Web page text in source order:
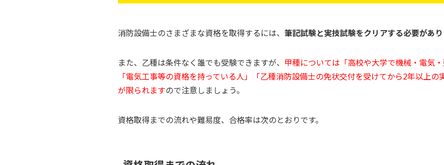
消防設備士のさまざまな資格を取得するには、 筆記試験と実技試験をクリアする必要があ
また、乙種は条件なく誰でも受験できますが、 甲種については「高校や大学で機械・電気
「電気工事等の資格を持っている人」「乙種消防設備士の免状交付を受けてから2年以上
が限られますので注意しましょう。
資格取得までの流れや難易度、合格率は次のとおりです。